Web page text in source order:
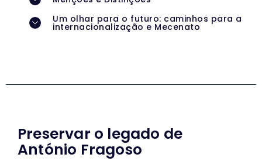
Um olhar para o futuro: caminhos para a
internacionalização e Mecenato
Preservar o legado de
António Fragoso